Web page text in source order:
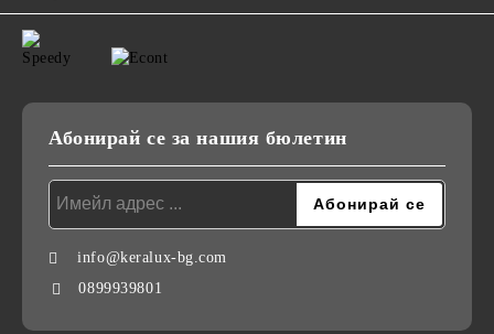
Абонирай се за нашия бюлетин
info@keralux-bg.com
0899939801